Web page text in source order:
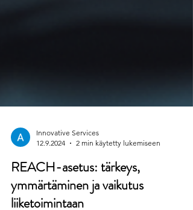
Innovative Services
12.9.2024
2 min käytetty lukemiseen